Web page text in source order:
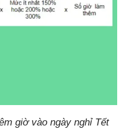
giờ vào ngày nghỉ Tết